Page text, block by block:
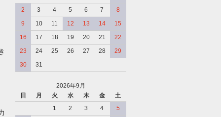
2
3 4 5 6 7
8
9
10 11 12 13 14
15
16
17 18 19 20 21
22
23
24 25 26 27 28
29
30
31
2026年9月
日
月 火 水 木 金
土
1
2 3 4
5